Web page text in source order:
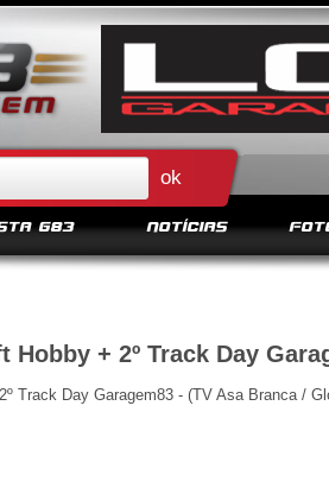
G83 NOTÍCIAS
Hobby + 2º Track Day
Track Day Garagem83 - (TV Asa Branca /